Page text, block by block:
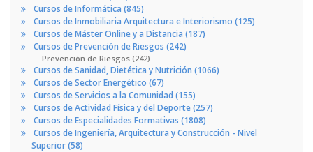
Cursos de Informática (845)
Cursos de Inmobiliaria Arquitectura e Interiorismo (125)
Cursos de Máster Online y a Distancia (187)
Cursos de Prevención de Riesgos (242)
Prevención de Riesgos (242)
Cursos de Sanidad, Dietética y Nutrición (1066)
Cursos de Sector Energético (67)
Cursos de Servicios a la Comunidad (155)
Cursos de Actividad Física y del Deporte (257)
Cursos de Especialidades Formativas (1808)
Cursos de Ingeniería, Arquitectura y Construcción - Nivel
Superior (58)